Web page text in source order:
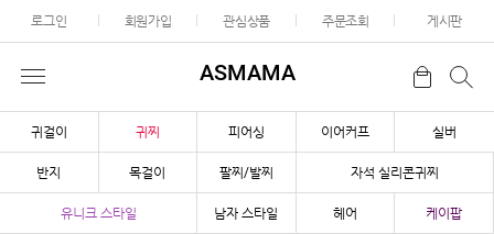
로그인 회원가입 관심상품 주문조회 게시판
ASMAMA
귀걸이 귀찌 피어싱 이어커프 실버
반지 목걸이 팔찌/발찌 자석 실리콘귀찌
유니크 스타일 남자 스타일 헤어 케이팝